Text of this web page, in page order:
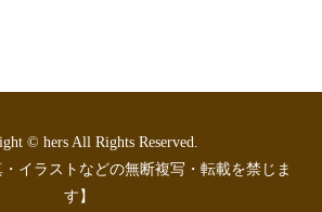
© hers All Rights Reserved.
・イラストなどの無断複写・転載を禁じま
す】